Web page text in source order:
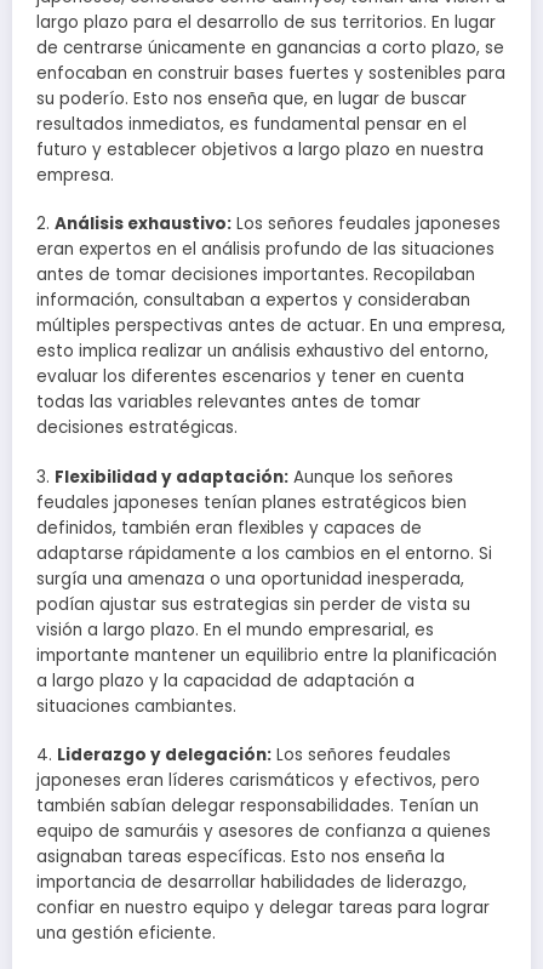
largo plazo para el desarrollo de sus territorios. En lugar
de centrarse únicamente en ganancias a corto plazo, se
enfocaban en construir bases fuertes y sostenibles para
su poderío. Esto nos enseña que, en lugar de buscar
resultados inmediatos, es fundamental pensar en el
futuro y establecer objetivos a largo plazo en nuestra
empresa.
2. Análisis exhaustivo: Los señores feudales japoneses
eran expertos en el análisis profundo de las situaciones
antes de tomar decisiones importantes. Recopilaban
información, consultaban a expertos y consideraban
múltiples perspectivas antes de actuar. En una empresa,
esto implica realizar un análisis exhaustivo del entorno,
evaluar los diferentes escenarios y tener en cuenta
todas las variables relevantes antes de tomar
decisiones estratégicas.
3. Flexibilidad y adaptación: Aunque los señores
feudales japoneses tenían planes estratégicos bien
definidos, también eran flexibles y capaces de
adaptarse rápidamente a los cambios en el entorno. Si
surgía una amenaza o una oportunidad inesperada,
podían ajustar sus estrategias sin perder de vista su
visión a largo plazo. En el mundo empresarial, es
importante mantener un equilibrio entre la planificación
a largo plazo y la capacidad de adaptación a
situaciones cambiantes.
4. Liderazgo y delegación: Los señores feudales
japoneses eran líderes carismáticos y efectivos, pero
también sabían delegar responsabilidades. Tenían un
equipo de samuráis y asesores de confianza a quienes
asignaban tareas específicas. Esto nos enseña la
importancia de desarrollar habilidades de liderazgo,
confiar en nuestro equipo y delegar tareas para lograr
una gestión eficiente.